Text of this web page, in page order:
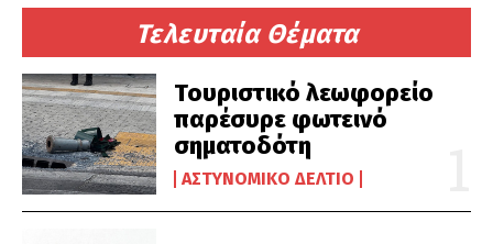
Τελευταία Θέματα
Τουριστικό λεωφορείο
παρέσυρε φωτεινό
σηματοδότη
ΑΣΤΥΝΟΜΙΚΌ ΔΕΛΤΊΟ